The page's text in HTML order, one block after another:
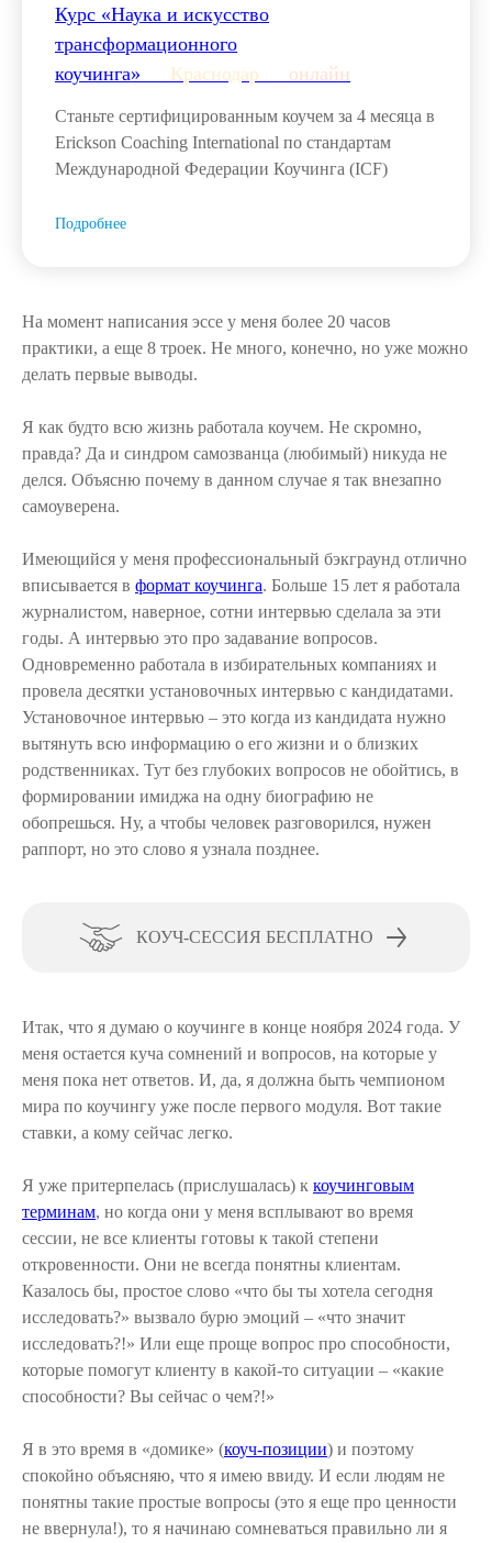
Курс «Наука и искусство
трансформационного
коучинга»___ Краснодар онлайн
Станьте сертифицированным коучем за 4 месяца в
Erickson Coaching International по стандартам
Международной Федерации Коучинга (ICF)
Подробнее
На момент написания эссе у меня более 20 часов
практики, а еще 8 троек. Не много, конечно, но уже можно
делать первые выводы.
Я как будто всю жизнь работала коучем. Не скромно,
правда? Да и синдром самозванца (любимый) никуда не
делся. Объясню почему в данном случае я так внезапно
самоуверена.
Имеющийся у меня профессиональный бэкграунд отлично
вписывается в формат коучинга. Больше 15 лет я работала
журналистом, наверное, сотни интервью сделала за эти
годы. А интервью это про задавание вопросов.
Одновременно работала в избирательных компаниях и
провела десятки установочных интервью с кандидатами.
Установочное интервью – это когда из кандидата нужно
вытянуть всю информацию о его жизни и о близких
родственниках. Тут без глубоких вопросов не обойтись, в
формировании имиджа на одну биографию не
обопрешься. Ну, а чтобы человек разговорился, нужен
раппорт, но это слово я узнала позднее.
КОУЧ-СЕССИЯ БЕСПЛАТНО
Итак, что я думаю о коучинге в конце ноября 2024 года. У
меня остается куча сомнений и вопросов, на которые у
меня пока нет ответов. И, да, я должна быть чемпионом
мира по коучингу уже после первого модуля. Вот такие
ставки, а кому сейчас легко.
Я уже притерпелась (прислушалась) к коучинговым
терминам, но когда они у меня всплывают во время
сессии, не все клиенты готовы к такой степени
откровенности. Они не всегда понятны клиентам.
Казалось бы, простое слово «что бы ты хотела сегодня
исследовать?» вызвало бурю эмоций – «что значит
исследовать?!» Или еще проще вопрос про способности,
которые помогут клиенту в какой-то ситуации – «какие
способности? Вы сейчас о чем?!»
Я в это время в «домике» (коуч-позиции) и поэтому
спокойно объясняю, что я имею ввиду. И если людям не
понятны такие простые вопросы (это я еще про ценности
не ввернула!), то я начинаю сомневаться правильно ли я